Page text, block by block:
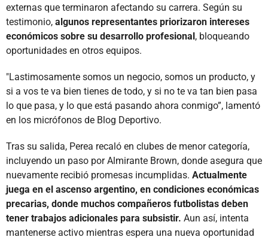
externas que terminaron afectando su carrera. Según su
testimonio, algunos representantes priorizaron intereses
económicos sobre su desarrollo profesional, bloqueando
oportunidades en otros equipos.
"Lastimosamente somos un negocio, somos un producto, y
si a vos te va bien tienes de todo, y si no te va tan bien pasa
lo que pasa, y lo que está pasando ahora conmigo”, lamentó
en los micrófonos de Blog Deportivo.
Tras su salida, Perea recaló en clubes de menor categoría,
incluyendo un paso por Almirante Brown, donde asegura que
nuevamente recibió promesas incumplidas. Actualmente
juega en el ascenso argentino, en condiciones económicas
precarias, donde muchos compañeros futbolistas deben
tener trabajos adicionales para subsistir. Aun así, intenta
mantenerse activo mientras espera una nueva oportunidad